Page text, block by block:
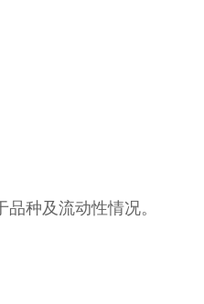
种及流动性情况。